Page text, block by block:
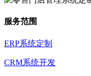
服务范围
ERP系统定制
CRM系统开发